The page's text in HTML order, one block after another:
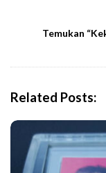
Temukan
Related Posts: